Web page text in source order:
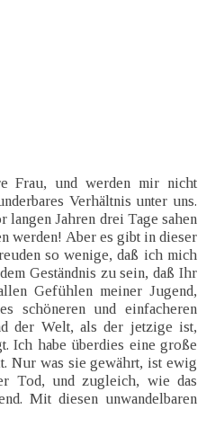
Frau, und werden mir nicht
Verhältnis unter uns.
langen Jahren drei Tage sahen
werden! Aber es gibt in dieser
so wenige, daß ich mich
Geständnis zu sein, daß Ihr
Gefühlen meiner Jugend,
schöneren und einfacheren
der Welt, als der jetzige ist,
Ich habe überdies eine große
Nur was sie gewährt, ist ewig
Tod, und zugleich, wie das
Mit diesen unwandelbaren